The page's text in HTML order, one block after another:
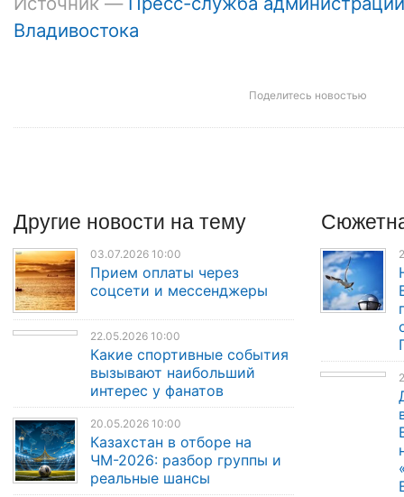
Владивостока
Поделитесь новостью
Другие новости на тему
03.07.2026 10:00
Прием оплаты через
соцсети и мессенджеры
22.05.2026 10:00
Какие спортивные события
вызывают наибольший
интерес у фанатов
20.05.2026 10:00
Казахстан в отборе на
ЧМ-2026: разбор группы и
реальные шансы